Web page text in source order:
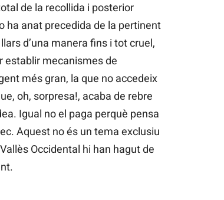
de la recollida i posterior
ha anat precedida de la pertinent
d’una manera fins i tot cruel,
establir mecanismes de
més gran, la que no accedeix
oh, sorpresa!, acaba de rebre
Igual no el paga perquè pensa
Aquest no és un tema exclusiu
Occidental hi han hagut de